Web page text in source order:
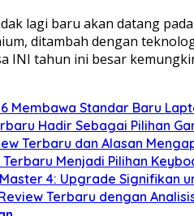
lagi baru akan datang
ditambah dengan
INI tahun ini besar
Membawa Standar Baru
Hadir Sebagai Pilihan
Terbaru dan Alasan
Menjadi Pilihan
4: Upgrade Signifikan
Terbaru dengan